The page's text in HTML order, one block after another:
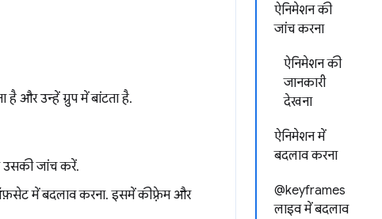
ऐनिमेशन की
जांच करना
ऐनिमेशन की
जानकारी
देखना
ऐनिमेशन में
बदलाव करना
@keyframes
लाइव में बदलाव
और उन्हें ग्रुप में बांटता है.
उसकी जांच करें.
ऑफ़सेट में बदलाव करना. इसमें कीफ़्रेम और